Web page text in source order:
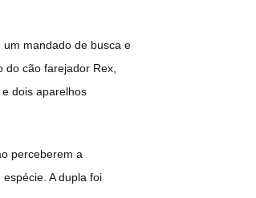
mandado de busca e
cão farejador Rex,
dois aparelhos
perceberem a
A dupla foi